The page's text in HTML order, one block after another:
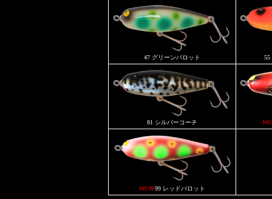
47 グリーンパロット 55
81 シルバーコーチ
99 レッドパロット